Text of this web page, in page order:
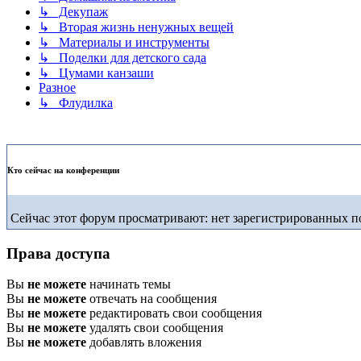
↳ Декупаж
↳ Вторая жизнь ненужных вещей
↳ Материалы и инструменты
↳ Поделки для детского сада
↳ Цумами канзаши
Разное
↳ Флудилка
Кто сейчас на конференции
Сейчас этот форум просматривают: нет зарегистрированных
Права доступа
Вы не можете начинать темы
Вы не можете отвечать на сообщения
Вы не можете редактировать свои сообщения
Вы не можете удалять свои сообщения
Вы не можете добавлять вложения